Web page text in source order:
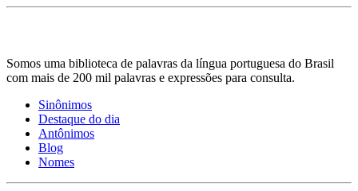
Somos uma biblioteca de palavras da língua portuguesa do Brasil
com mais de 200 mil palavras e expressões para consulta.
Sinônimos
Destaque do dia
Antônimos
Blog
Nomes